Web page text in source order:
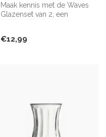
Maak kennis met de Waves
Glazenset van 2, een
€12,99